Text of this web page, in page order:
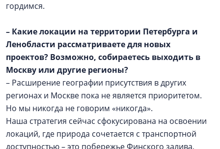
гордимся.
– Какие локации на территории Петербурга и
Ленобласти рассматриваете для новых
проектов? Возможно, собираетесь выходить в
Москву или другие регионы?
– Расширение географии присутствия в других
регионах и Москве пока не является приоритетом.
Но мы никогда не говорим «никогда».
Наша стратегия сейчас сфокусирована на освоении
локаций, где природа сочетается с транспортной
доступностью – это побережье Финского залива,